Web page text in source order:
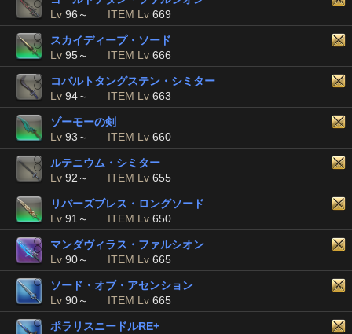
Lv 96～ ITEM Lv 669
スカイディープ・ソード
Lv 95～ ITEM Lv 666
コバルトタングステン・シミター
Lv 94～ ITEM Lv 663
ゾーモーの剣
Lv 93～ ITEM Lv 660
ルテニウム・シミター
Lv 92～ ITEM Lv 655
リバーズブレス・ロングソード
Lv 91～ ITEM Lv 650
マンダヴィラス・ファルシオン
Lv 90～ ITEM Lv 665
ソード・オブ・アセンション
Lv 90～ ITEM Lv 665
ポラリスニードルRE+